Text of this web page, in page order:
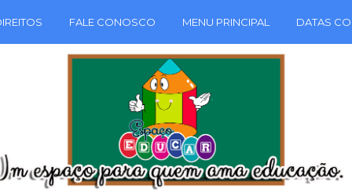
FALE CONOSCO MENU PRINCIPAL DATAS